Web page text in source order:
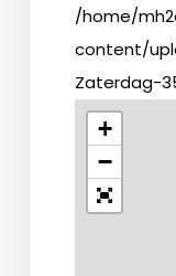
/home/
content/
Zaterdag-
+
−